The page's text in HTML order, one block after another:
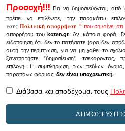
Προσοχή!!! Για να δημοσιεύονται,
πρέπει να επιλέγετε, την παρακάτω
τουςΠολιτική απορρήτου" που σημαίνει
απορρήτου τουkozan.gr. Αν, κάποια φορά,
ειδοποίηση ότι δεν το πατήσατε (αρα δεν
αυτή την περίπτωση, για να μη χαθεί το
ξαναπατήστε "δημοσίευση", τσεκάροντας,
επιλογή.Η συμπλήρωση των πεδίων όνομα,
παραπάνω φόρμας, δεν είναι υποχρεωτική.
Διάβασα και αποδέχομαι τους